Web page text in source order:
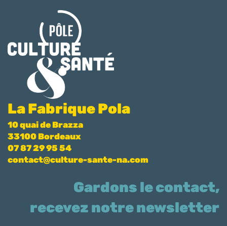
La Fabrique Pola
10 quai de Brazza
33100 Bordeaux
07 87 29 95 54
contact@culture-sante-na.com
Gardons le contact,
recevez notre newsletter